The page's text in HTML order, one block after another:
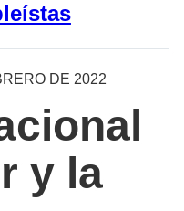
DE 2022
y la